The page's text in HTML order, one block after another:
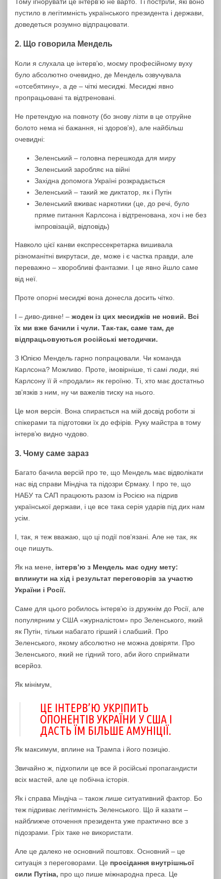
пустило в легітимність українського президента і держави,
доведеться розумно відпрацювати.
2. Що говорила Мендель
Коли я слухала це інтерв’ю, моєму професійному вуху
було абсолютно очевидно, де Мендель озвучувала
«отсебятину», а де – чіткі месиджі. Месиджі явно
пропрацьовані та відтреновані.
Не претендую на повноту (бо знову лізти в це отруйне
болото нема ні бажання, ні здоров’я), але найбільш
очевидні:
Зеленський – головна перешкода для миру
Зеленський заробляє на війні
Західна допомога Україні розкрадається
Зеленський – такий же диктатор, як і Путін
Зеленський вживає наркотики (це, до речі, було
пряме питання Карлсона і відтренована, хоч і не без
імпровізацій, відповідь)
Навколо цієї канви експрессекретарка вишивала
різноманітні викрутаси, де, може і є частка правди, але
переважно – хворобливі фантазми. І це явно йшло саме
від неї.
Проте опорні месиджі вона донесла досить чітко.
І – диво-дивне! – жоден із цих месиджів не новий. Всі
їх ми вже бачили і чули. Так-так, саме там, де
відпрацьовуються російські методички.
З Юлією Мендель гарно попрацювали. Чи команда
Карлсона? Можливо. Проте, імовірніше, ті самі люди, які
Карлсону її й «продали» як героїню. Ті, хто має достатньо
звʼязків з ним, ну чи важелів тиску на нього.
Це моя версія. Вона спирається на мій досвід роботи зі
спікерами та підготовки їх до ефірів. Руку майстра в тому
інтерв’ю видно чудово.
3. Чому саме зараз
Багато бачила версій про те, що Мендель має відволікати
нас від справи Міндіча та підозри Єрмаку. І про те, що
НАБУ та САП працюють разом із Росією на підрив
української держави, і це все така серія ударів під дих нам
усім.
І, так, я теж вважаю, що ці події пов’язані. Але не так, як
оце пишуть.
Як на мене, інтерв’ю з Мендель має одну мету:
вплинути на хід і результат переговорів за участю
України і Росії.
Саме для цього робилось інтерв’ю із дружнім до Росії, але
популярним у США «журналістом» про Зеленського, який
як Путін, тільки набагато гірший і слабший. Про
Зеленського, якому абсолютно не можна довіряти. Про
Зеленського, який не гідний того, аби його сприймати
всерйоз.
Як мінімум,
ЦЕ ІНТЕРВ’Ю УКРІПИТЬ
ОПОНЕНТІВ УКРАЇНИ У США І
ДАСТЬ ЇМ БІЛЬШЕ АМУНІЦІЇ.
Як максимум, вплине на Трампа і його позицію.
Звичайно ж, підхопили це все й російські пропагандисти
всіх мастей, але це побічна історія.
Як і справа Міндіча – також лише ситуативний фактор. Бо
теж підриває легітимність Зеленського. Що й казати –
найближче оточення президента уже практично все з
підозрами. Гріх таке не використати.
Але це далеко не основний поштовх. Основний – це
ситуація з переговорами. Це просідання внутрішньої
сили Путіна, про що пише міжнародна преса. Це